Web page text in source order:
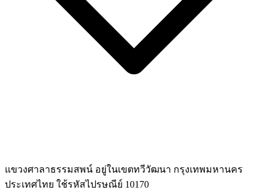
แขวงศาลาธรรมสพน์ อยู่ในเขตทวีวัฒนา กรุงเทพมหานคร
ประเทศไทย ใช้รหัสไปรษณีย์ 10170